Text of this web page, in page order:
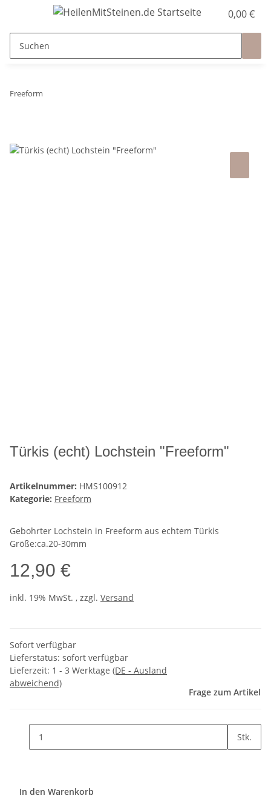
0,00 €
Freeform
Türkis (echt) Lochstein "Freeform"
Artikelnummer: HMS100912
Kategorie: Freeform
Gebohrter Lochstein in Freeform aus echtem Türkis
Größe:ca.20-30mm
12,90 €
inkl. 19% MwSt. , zzgl. Versand
Sofort verfügbar
Lieferstatus: sofort verfügbar
Lieferzeit: 1 - 3 Werktage (DE - Ausland
abweichend)
Frage zum Artikel
Stk.
In den Warenkorb